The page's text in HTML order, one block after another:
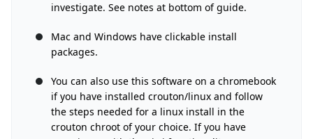
investigate. See notes at bottom of guide.
Mac and Windows have clickable install
packages.
You can also use this software on a chromebook
if you have installed crouton/linux and follow
the steps needed for a linux install in the
crouton chroot of your choice. If you have